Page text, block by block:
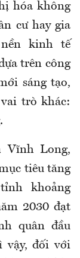
hóa không
cư hay gia
kinh tế
trên công
sáng tạo,
trò khác:
Vĩnh Long,
tiêu tăng
khoảng
2030 đạt
quân đầu
vậy, đối với